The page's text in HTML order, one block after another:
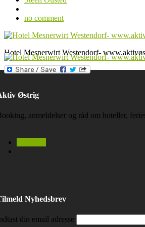
no comment
Hotel Mesnerwirt Westendorf-
Østrig
anmeldelser og råd om hoteller,
Nyhedsbrev
din email adresse